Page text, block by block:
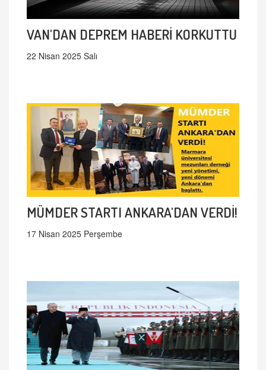
VAN'DAN DEPREM HABERİ KORKUTTU
22 Nisan 2025 Salı
MÜMDER STARTI ANKARA'DAN VERDİ!
17 Nisan 2025 Perşembe